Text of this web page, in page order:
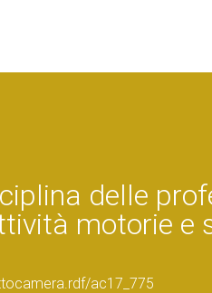
delle
motorie e
ac17_775